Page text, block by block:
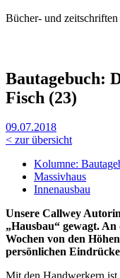
Bücher- und zeitschriften
Bautagebuch:
Fisch (23)
09.07.2018
< zur übersicht
Kolumne:
Massivhaus
Innenausbau
Unsere Callwey
„Hausbau“ gewagt. An
Wochen von den
persönlichen